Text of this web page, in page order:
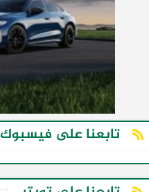
تابعنا على فيسبوك